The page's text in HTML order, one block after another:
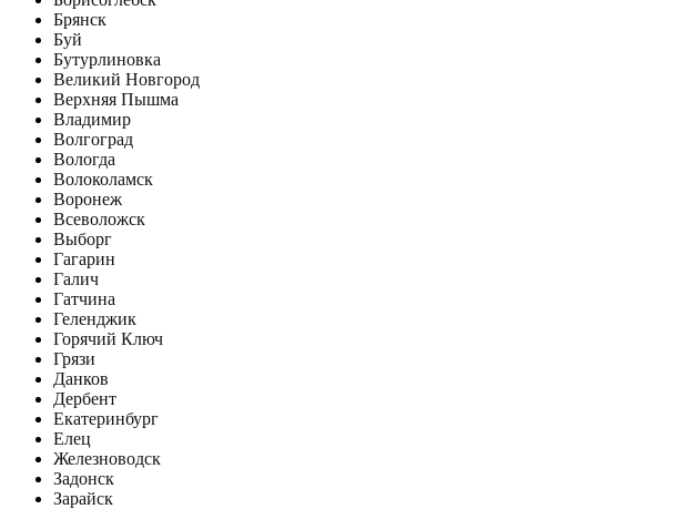
Брянск
Буй
Бутурлиновка
Великий Новгород
Верхняя Пышма
Владимир
Волгоград
Вологда
Волоколамск
Воронеж
Всеволожск
Выборг
Гагарин
Галич
Гатчина
Геленджик
Горячий Ключ
Грязи
Данков
Дербент
Екатеринбург
Елец
Железноводск
Задонск
Зарайск